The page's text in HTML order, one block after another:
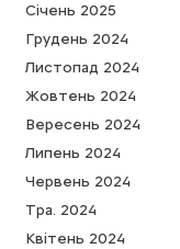
Cічень 2025
Грудень 2024
Листопад 2024
Жовтень 2024
Вересень 2024
Липень 2024
Червень 2024
Тра. 2024
Квітень 2024